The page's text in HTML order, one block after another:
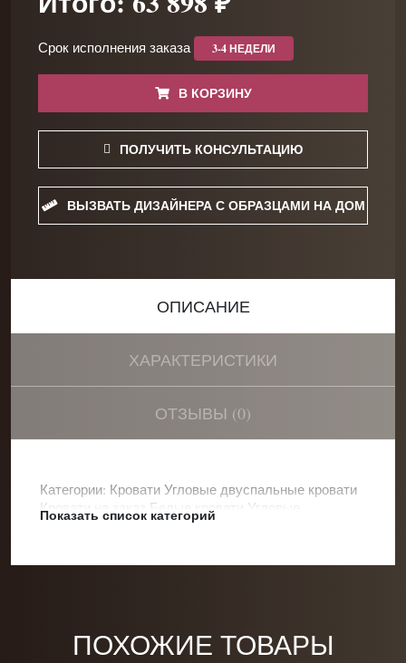
Срок исполнения заказа 3-4 НЕДЕЛИ
В КОРЗИНУ
ПОЛУЧИТЬ КОНСУЛЬТАЦИЮ
ВЫЗВАТЬ ДИЗАЙНЕРА С ОБРАЗЦАМИ НА ДОМ
ОПИСАНИЕ
ХАРАКТЕРИСТИКИ
ОТЗЫВЫ (0)
Категории: Кровати Угловые двуспальные кровати
Кровати на заказ Белые кровати Угловые
двуспальные кровати с двумя спинками
Показать список категорий
ПОХОЖИЕ ТОВАРЫ